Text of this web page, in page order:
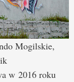
Mogilskie,
w 2016 roku